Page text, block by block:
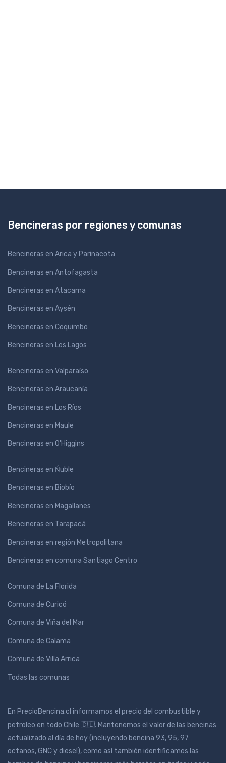
Bencineras por regiones y comunas
Bencineras en Arica y Parinacota
Bencineras en Antofagasta
Bencineras en Atacama
Bencineras en Aysén
Bencineras en Coquimbo
Bencineras en Los Lagos
Bencineras en Valparaíso
Bencineras en Araucanía
Bencineras en Los Ríos
Bencineras en Maule
Bencineras en O'Higgins
Bencineras en Ńuble
Bencineras en Biobío
Bencineras en Magallanes
Bencineras en Tarapacá
Bencineras en región Metropolitana
Bencineras en comuna Santiago Centro
Comuna de La Florida
Comuna de Curicó
Comuna de Viña del Mar
Comuna de Calama
Comuna de Villa Arrica
Todas las comunas
En PrecioBencina.cl informamos el precio del combustible y
petroleo en todo Chile 🇨🇱. Mantenemos el valor de las bencinas
actualizado al día de hoy (incluyendo bencina 93, 95, 97
octanos, GNC y diesel), como así también identificamos las